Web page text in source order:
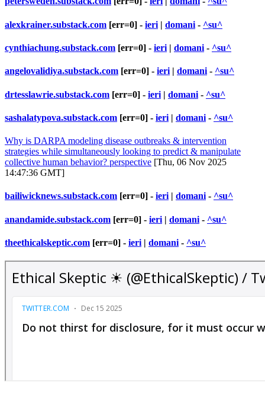
alexkrainer.substack.com [err=0] - ieri | domani - ^su^
cynthiachung.substack.com [err=0] - ieri | domani - ^su^
angelovalidiya.substack.com [err=0] - ieri | domani - ^su^
drtesslawrie.substack.com [err=0] - ieri | domani - ^su^
sashalatypova.substack.com [err=0] - ieri | domani - ^su^
Why is DARPA modeling disease outbreaks & intervention
strategies while simultaneously looking to predict & manipulate
collective human behavior? perspective [Thu, 06 Nov 2025
14:47:36 GMT]
bailiwicknews.substack.com [err=0] - ieri | domani - ^su^
anandamide.substack.com [err=0] - ieri | domani - ^su^
theethicalskeptic.com [err=0] - ieri | domani - ^su^